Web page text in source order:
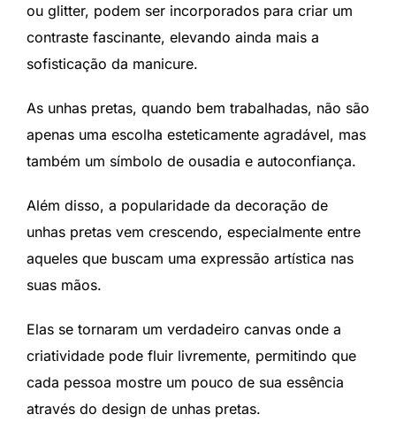
ou glitter, podem ser incorporados para criar um
contraste fascinante, elevando ainda mais a
sofisticação da manicure.
As unhas pretas, quando bem trabalhadas, não são
apenas uma escolha esteticamente agradável, mas
também um símbolo de ousadia e autoconfiança.
Além disso, a popularidade da decoração de
unhas pretas vem crescendo, especialmente entre
aqueles que buscam uma expressão artística nas
suas mãos.
Elas se tornaram um verdadeiro canvas onde a
criatividade pode fluir livremente, permitindo que
cada pessoa mostre um pouco de sua essência
através do design de unhas pretas.